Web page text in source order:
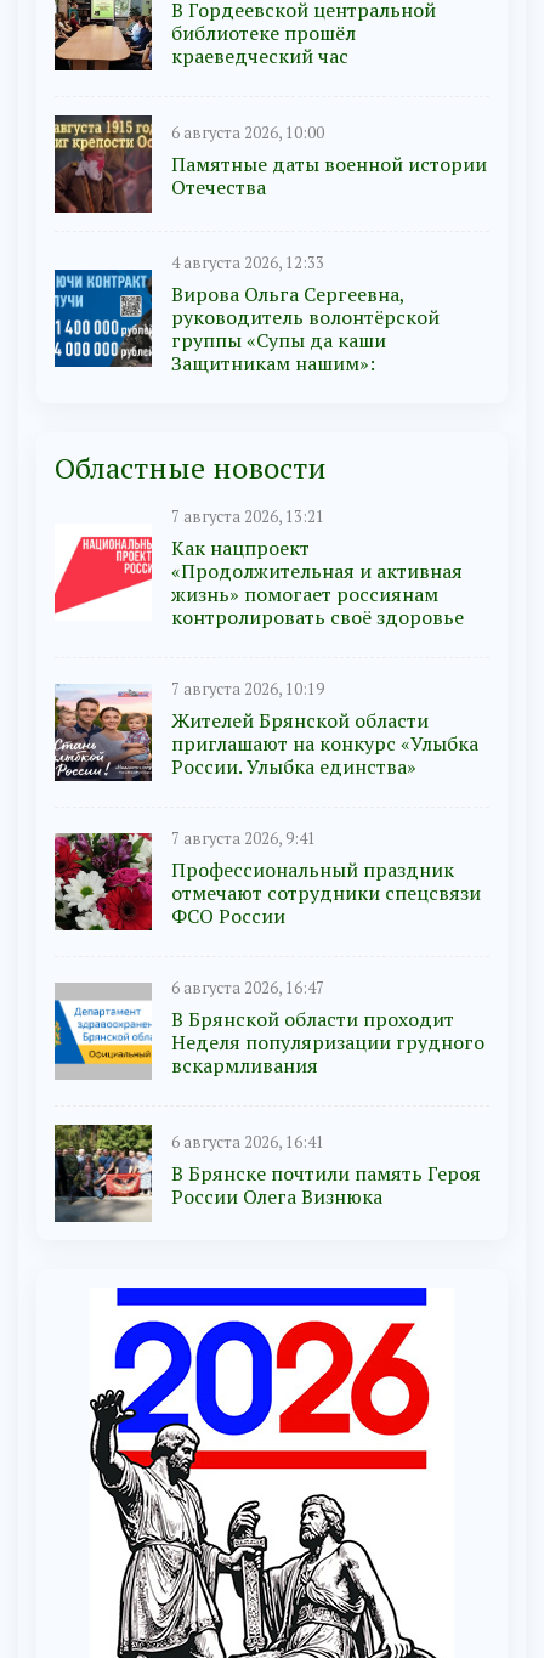
В Гордеевской центральной
библиотеке прошёл
краеведческий час
6 августа 2026, 10:00
Памятные даты военной истории
Отечества
4 августа 2026, 12:33
Вирова Ольга Сергеевна,
руководитель волонтёрской
группы «Супы да каши
Защитникам нашим»:
Областные новости
7 августа 2026, 13:21
Как нацпроект
«Продолжительная и активная
жизнь» помогает россиянам
контролировать своё здоровье
7 августа 2026, 10:19
Жителей Брянской области
приглашают на конкурс «Улыбка
России. Улыбка единства»
7 августа 2026, 9:41
Профессиональный праздник
отмечают сотрудники спецсвязи
ФСО России
6 августа 2026, 16:47
В Брянской области проходит
Неделя популяризации грудного
вскармливания
6 августа 2026, 16:41
В Брянске почтили память Героя
России Олега Визнюка